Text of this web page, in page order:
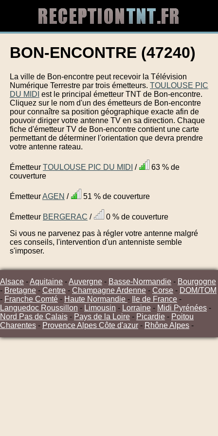
BON-ENCONTRE (47240)
La ville de Bon-encontre peut recevoir la Télévision
Numérique Terrestre par trois émetteurs. TOULOUSE PIC
DU MIDI est le principal émetteur TNT de Bon-encontre.
Cliquez sur le nom d'un des émetteurs de Bon-encontre
pour connaître sa position géographique exacte afin de
pouvoir diriger votre antenne TV en sa direction. Chaque
fiche d'émetteur TV de Bon-encontre contient une carte
permettant de déterminer l'orientation que devra prendre
votre antenne rateau.
Émetteur TOULOUSE PIC DU MIDI /
63 % de
couverture
ÉmetteurAGEN / 51 % de couverture
Émetteur BERGERAC /
0 % de couverture
Si vous ne parvenez pas à régler votre antenne malgré
ces conseils, l'intervention d'un antenniste semble
s'imposer.
Alsace -Aquitaine -Auvergne - Basse-Normandie - Bourgogne
- Bretagne - Centre - Champagne Ardenne - Corse - DOM/TOM
- Franche Comté - Haute Normandie - Ile de France -
Languedoc Roussillon - Limousin - Lorraine - Midi Pyrénées -
Nord Pas de Calais - Pays de la Loire - Picardie - Poitou
Charentes - Provence Alpes Côte d'azur - Rhône Alpes -